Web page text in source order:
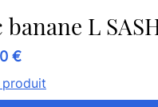
banane L
€
produit